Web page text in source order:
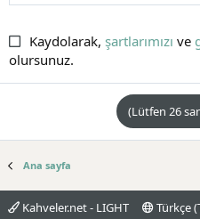
Kaydolarak, şartlarımızı ve
olursunuz.
(Lütfen 26
Ana sayfa
Kahveler.net - LIGHT Türkçe